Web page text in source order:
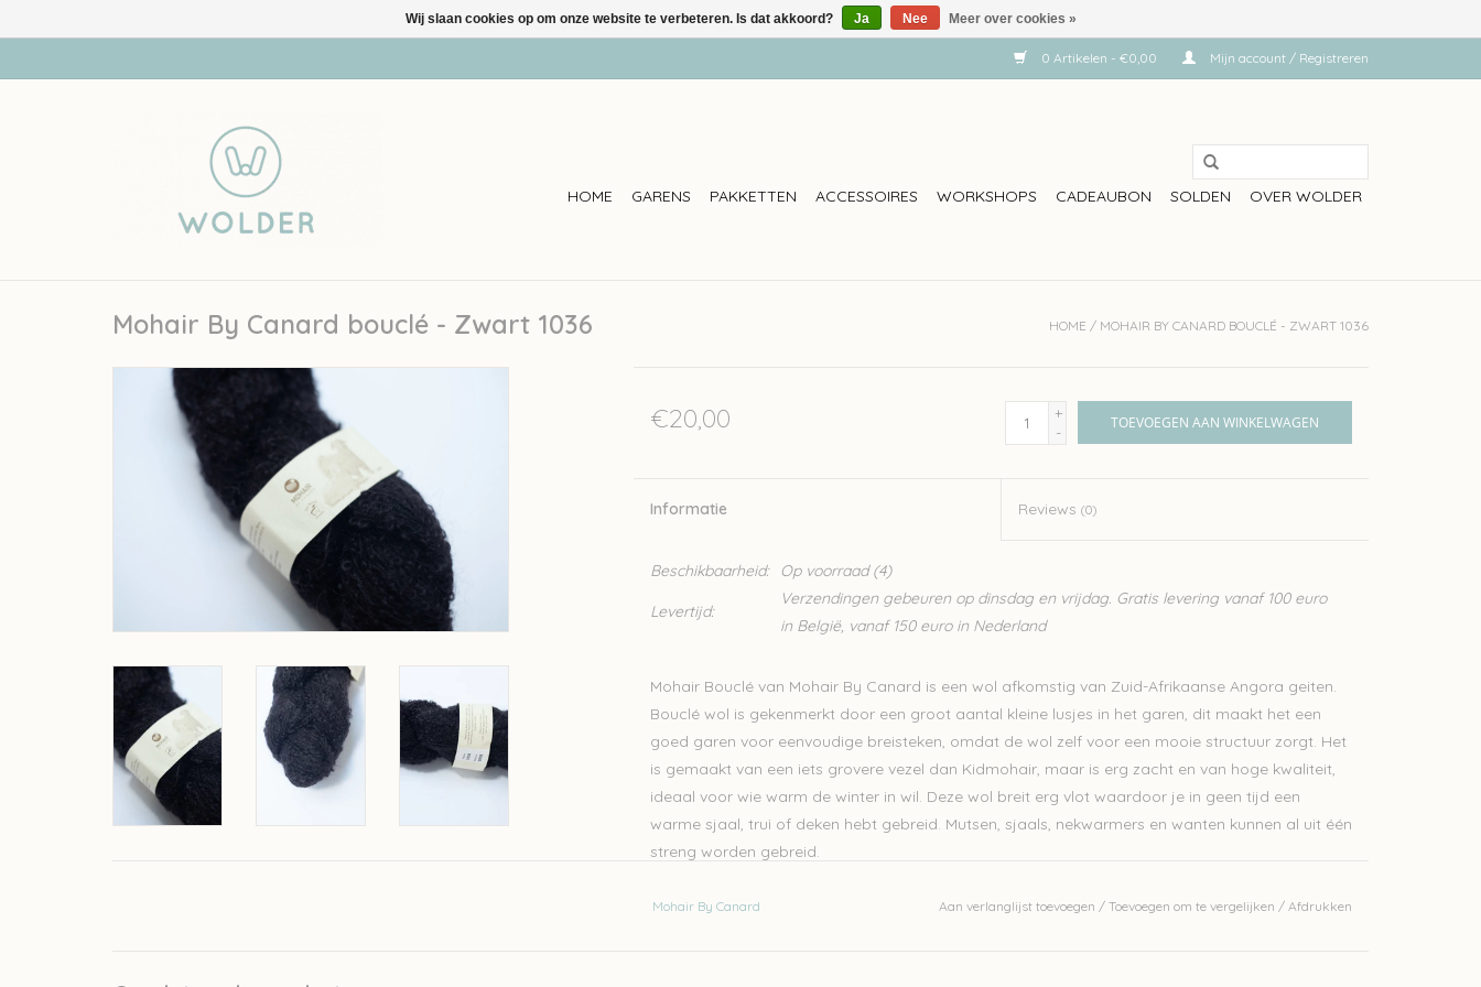
0 Artikelen - €0,00 Mijn account / Registreren
HOME GARENS PAKKETTEN ACCESSOIRES WORKSHOPS CADEAUBON SOLDEN OVER WOLDER
Mohair By Canard bouclé - Zwart 1036 HOME / MOHAIR BY CANARD BOUCLÉ - ZWART 1036
€20,00
+
-
TOEVOEGEN AAN WINKELWAGEN
Informatie Reviews(0)
Beschikbaarheid: Op voorraad(4)
Levertijd:
Verzendingen gebeuren op dinsdag en vrijdag. Gratis levering vanaf 100 euro
in België, vanaf 150 euro in Nederland
Mohair Bouclé van Mohair By Canard is een wol afkomstig van Zuid-Afrikaanse Angora geiten.
Bouclé wol is gekenmerkt door een groot aantal kleine lusjes in het garen, dit maakt het een
goed garen voor eenvoudige breisteken, omdat de wol zelf voor een mooie structuur zorgt. Het
is gemaakt van een iets grovere vezel dan Kidmohair, maar is erg zacht en van hoge kwaliteit,
ideaal voor wie warm de winter in wil. Deze wol breit erg vlot waardoor je in geen tijd een
warme sjaal, trui of deken hebt gebreid. Mutsen, sjaals, nekwarmers en wanten kunnen al uit één
streng worden gebreid.
kwaliteit en het diervriendelijk en fairtrade produceren van hun garens.
Mohair By Canard Aan verlanglijst toevoegen / Toevoegen om te vergelijken / Afdrukken
Wij slaan cookies op om onze website te verbeteren. Is dat akkoord? Ja Nee Meer over cookies »